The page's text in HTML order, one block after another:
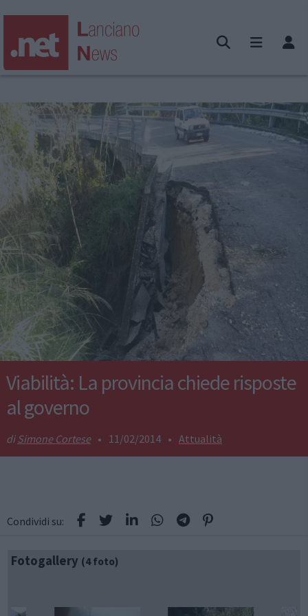
Viabilità: La provincia chiede risposte
al governo
Simone Cortese • 11/02/2014 • Attualità
Condividi su:
Fotogallery (4 foto)